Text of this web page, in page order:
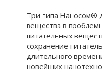
Три типа Наносом®
вещества в
питательных
сохранение
длительного
новейших